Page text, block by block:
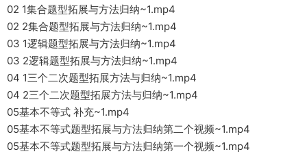
02 1集合题型拓展与方法归纳~1.mp4
02 2集合题型拓展与方法归纳~1.mp4
03 1逻辑题型拓展与方法归纳~1.mp4
03 2逻辑题型拓展与方法归纳~1.mp4
04 1三个二次题型拓展方法与归纳~1.mp4
04 2三个二次题型拓展方法与归纳~1.mp4
05基本不等式 补充~1.mp4
05基本不等式题型拓展与方法归纳第二个视频~1.mp4
05基本不等式题型拓展与方法归纳第一个视频~1.mp4